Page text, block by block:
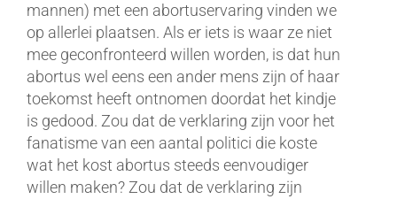
mannen) met een abortuservaring vinden we
op allerlei plaatsen. Als er iets is waar ze niet
mee geconfronteerd willen worden, is dat hun
abortus wel eens een ander mens zijn of haar
toekomst heeft ontnomen doordat het kindje
is gedood. Zou dat de verklaring zijn voor het
fanatisme van een aantal politici die koste
wat het kost abortus steeds eenvoudiger
willen maken? Zou dat de verklaring zijn